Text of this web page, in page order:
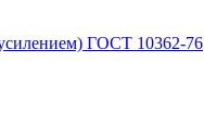
ГОСТ 10362-76